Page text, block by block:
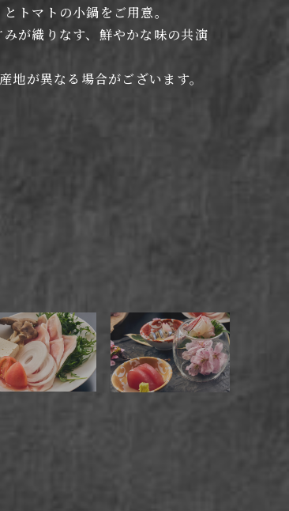
トマトの小鍋をご用意。
が織りなす、鮮やかな味の共演
が異なる場合がございます。